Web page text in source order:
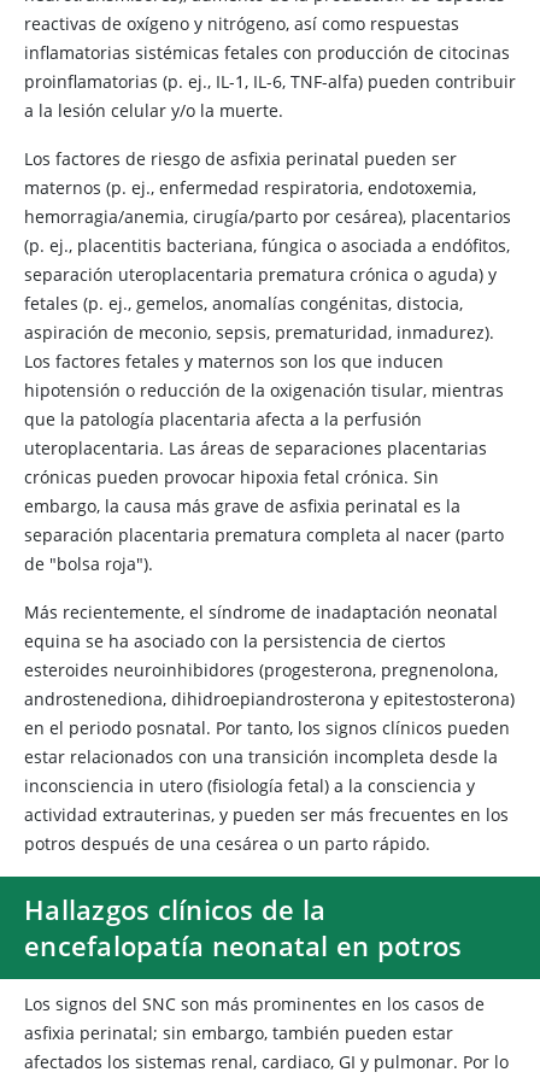
reactivas de oxígeno y nitrógeno, así como respuestas
inflamatorias sistémicas fetales con producción de citocinas
proinflamatorias (p. ej., IL-1, IL-6, TNF-alfa) pueden contribuir
a la lesión celular y/o la muerte.
Los factores de riesgo de asfixia perinatal pueden ser
maternos (p. ej., enfermedad respiratoria, endotoxemia,
hemorragia/anemia, cirugía/parto por cesárea), placentarios
(p. ej., placentitis bacteriana, fúngica o asociada a endófitos,
separación uteroplacentaria prematura crónica o aguda) y
fetales (p. ej., gemelos, anomalías congénitas, distocia,
aspiración de meconio, sepsis, prematuridad, inmadurez).
Los factores fetales y maternos son los que inducen
hipotensión o reducción de la oxigenación tisular, mientras
que la patología placentaria afecta a la perfusión
uteroplacentaria. Las áreas de separaciones placentarias
crónicas pueden provocar hipoxia fetal crónica. Sin
embargo, la causa más grave de asfixia perinatal es la
separación placentaria prematura completa al nacer (parto
de "bolsa roja").
Más recientemente, el síndrome de inadaptación neonatal
equina se ha asociado con la persistencia de ciertos
esteroides neuroinhibidores (progesterona, pregnenolona,
androstenediona, dihidroepiandrosterona y epitestosterona)
en el periodo posnatal. Por tanto, los signos clínicos pueden
estar relacionados con una transición incompleta desde la
inconsciencia in utero (fisiología fetal) a la consciencia y
actividad extrauterinas, y pueden ser más frecuentes en los
potros después de una cesárea o un parto rápido.
Hallazgos clínicos de la
encefalopatía neonatal en potros
Los signos del SNC son más prominentes en los casos de
asfixia perinatal; sin embargo, también pueden estar
afectados los sistemas renal, cardiaco, GI y pulmonar. Por lo